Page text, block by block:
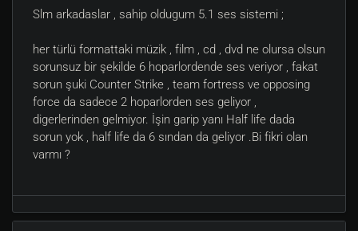
Slm arkadaslar , sahip oldugum 5.1 ses sistemi ;
her türlü formattaki müzik , film , cd , dvd ne olursa olsun
sorunsuz bir şekilde 6 hoparlordende ses veriyor , fakat
sorun şuki Counter Strike , team fortress ve opposing
force da sadece 2 hoparlorden ses geliyor ,
digerlerinden gelmiyor. İşin garip yanı Half life dada
sorun yok , half life da 6 sından da geliyor .Bi fikri olan
varmı ?